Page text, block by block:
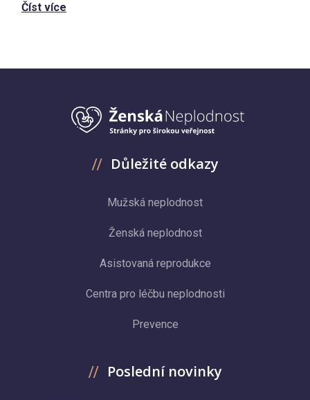
Číst více
Důležité odkazy
Mužská neplodnost
Ženská neplodnost
Asistovaná reprodukce
Centra pro léčbu neplodnosti
Prevence
Poslední novinky